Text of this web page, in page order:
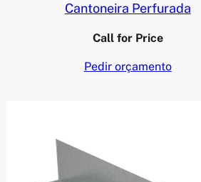
Cantoneira Perfurada
Call for Price
Pedir orçamento